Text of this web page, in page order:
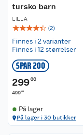
tursko barn
LILLA
☆☆☆☆☆ (2)
Finnes i 2 varianter
Finnes i 12 størrelser
SPAR 200
29900
49900
På lager
På lager i 30 butikker